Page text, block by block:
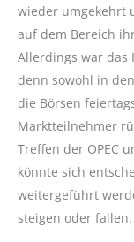
wieder umgekehrt
auf dem Bereich
Allerdings war das
denn sowohl in
die Börsen
Marktteilnehmer
Treffen der OPEC
könnte sich
weitergeführt
steigen oder fallen.